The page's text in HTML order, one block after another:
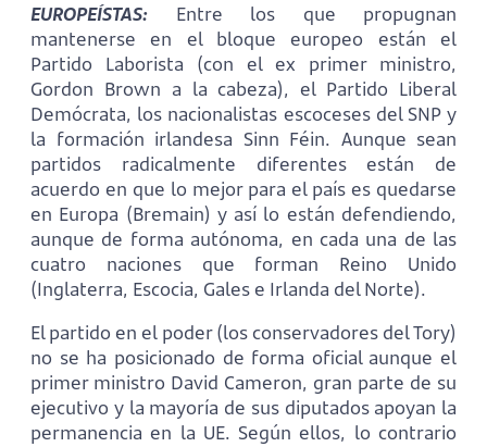
EUROPEÍSTAS: Entre los que propugnan
mantenerse en el bloque europeo están el
Partido Laborista (con el ex primer ministro,
Gordon Brown a la cabeza), el Partido Liberal
Demócrata, los nacionalistas escoceses del SNP y
la formación irlandesa Sinn Féin. Aunque sean
partidos radicalmente diferentes están de
acuerdo en que lo mejor para el país es quedarse
en Europa (Bremain) y así lo están defendiendo,
aunque de forma autónoma, en cada una de las
cuatro naciones que forman Reino Unido
(Inglaterra, Escocia, Gales e Irlanda del Norte).
El partido en el poder (los conservadores del Tory)
no se ha posicionado de forma oficial aunque el
primer ministro David Cameron, gran parte de su
ejecutivo y la mayoría de sus diputados apoyan la
permanencia en la UE. Según ellos, lo contrario